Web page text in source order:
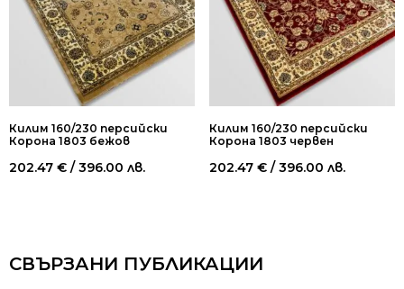
Килим 160/230 персийски
Корона 1803 бежов
202.47 € / 396.00 лв.
Килим 160/230 персийски
Корона 1803 червен
202.47 € / 396.00 лв.
СВЪРЗАНИ ПУБЛИКАЦИИ